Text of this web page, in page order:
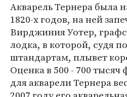
Акварель Тернера была
1820-х годов, на ней
Вирджиния Уотер,
лодка, в которой, судя
штандартам, плывет
Оценка в 500 - 700 тысяч
для акварели Тернера